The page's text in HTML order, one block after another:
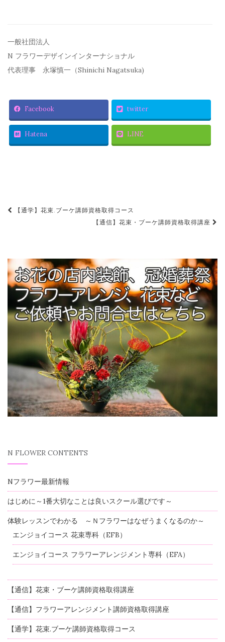
一般社団法人
N フラワーデザインインターナショナル
代表理事 永塚慎一（Shinichi Nagatsuka)
Facebook twitter
Hatena LINE
投稿ナビゲーション
【通学】花束.ブーケ講師資格取得コース
【通信】花束・ブーケ講師資格取得講座
N FLOWER CONTENTS
Nフラワー最新情報
はじめに～1番大切なことは良いスクール選びです～
体験レッスンでわかる ～Ｎフラワーはなぜうまくなるのか～
エンジョイコース 花束専科（EFB）
エンジョイコース フラワーアレンジメント専科（EFA）
【通信】花束・ブーケ講師資格取得講座
【通信】フラワーアレンジメント講師資格取得講座
【通学】花束.ブーケ講師資格取得コース